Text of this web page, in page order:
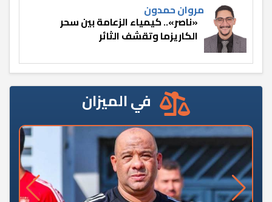
مروان حمدون
«ناصر».. كيمياء الزعامة بين سحر
الكاريزما وتقشف الثائر
في الميزان